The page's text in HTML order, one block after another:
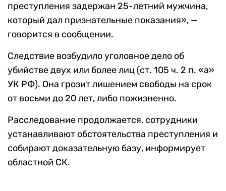
преступления задержан 25-летний мужчина,
который дал признательные показания», —
говорится в сообщении.
Следствие возбудило уголовное дело об
убийстве двух или более лиц (ст. 105 ч. 2 п. «а»
УК РФ). Она грозит лишением свободы на срок
от восьми до 20 лет, либо пожизненно.
Расследование продолжается, сотрудники
устанавливают обстоятельства преступления и
собирают доказательную базу, информирует
областной СК.